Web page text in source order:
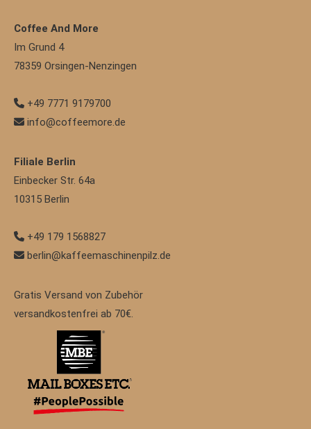
Coffee And More
Im Grund 4
78359 Orsingen-Nenzingen
+49 7771 9179700
info@coffeemore.de
Filiale Berlin
Einbecker Str. 64a
10315 Berlin
+49 179 1568827
berlin@kaffeemaschinenpilz.de
Gratis Versand von Zubehör
versandkostenfrei ab 70€.